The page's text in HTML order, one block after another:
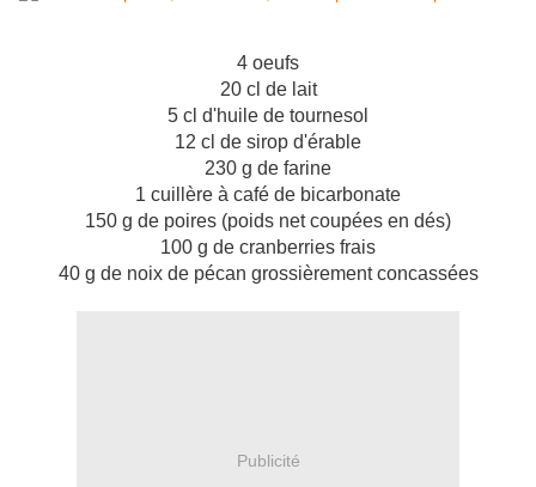
4 oeufs
20 cl de lait
5 cl d'huile de tournesol
12 cl de sirop d'érable
230 g de farine
1 cuillère à café de bicarbonate
150 g de poires (poids net coupées en dés)
100 g de cranberries frais
40 g de noix de pécan grossièrement concassées
Publicité